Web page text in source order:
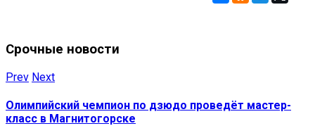
Срочные новости
Prev Next
Олимпийский чемпион по дзюдо проведёт мастер-
класс в Магнитогорске